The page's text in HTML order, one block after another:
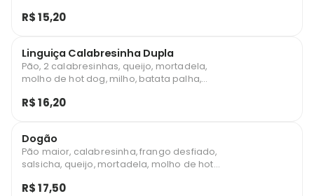
R$ 15,20
Linguiça Calabresinha Dupla
Pão, 2 calabresinhas, queijo, mortadela,
molho de hot dog, milho, batata palha,
R$ 16,20
Dogão
Pão maior, calabresinha, frango desfiado,
salsicha, queijo, mortadela, molho de hot
maionese
R$ 17,50